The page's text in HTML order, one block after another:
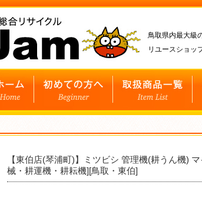
鳥取県内最大級
リユースショッ
【東伯店(琴浦町)】ミツビシ 管理機(耕うん機)
械・耕運機・耕耘機][鳥取・東伯]